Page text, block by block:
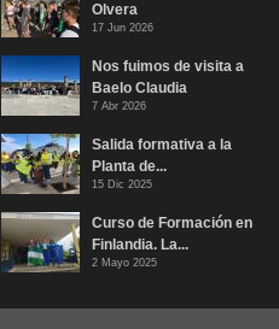
Olvera
17 Jun 2026
Nos fuimos de visita a
Baelo Claudia
7 Abr 2026
Salida formativa a la
Planta de...
15 Dic 2025
Curso de Formación en
Finlandia. La...
2 Mayo 2025